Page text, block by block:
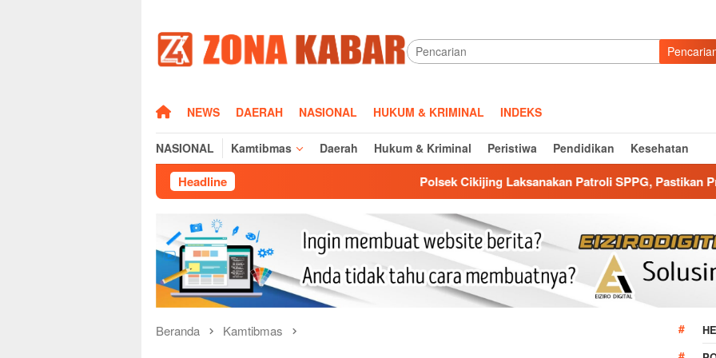
konten
HOMENEWS DAERAH NASIONAL HUKUM & KRIMINAL INDEKS
NASIONAL Kamtibmas Daerah Hukum & Kriminal Peristiwa Pendidikan Kesehatan
Headline Polsek Cikijing Laksanakan Patroli SPPG, Pastikan Program MBG
Beranda Kamtibmas